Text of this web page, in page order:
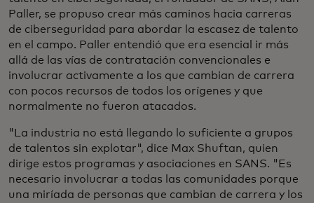
Paller, se propuso crear más caminos hacia carreras
de ciberseguridad para abordar la escasez de talento
en el campo. Paller entendió que era esencial ir más
allá de las vías de contratación convencionales e
involucrar activamente a los que cambian de carrera
con pocos recursos de todos los orígenes y que
normalmente no fueron atacados.
"La industria no está llegando lo suficiente a grupos
de talentos sin explotar", dice Max Shuftan, quien
dirige estos programas y asociaciones en SANS. "Es
necesario involucrar a todas las comunidades porque
una miríada de personas que cambian de carrera y los